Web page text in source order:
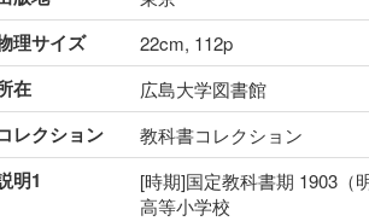
理サイズ 22cm, 112p
在 広島大学図書館
レクション 教科書コレクション
明1
[時期]国定教科書期 1903（
高等小学校